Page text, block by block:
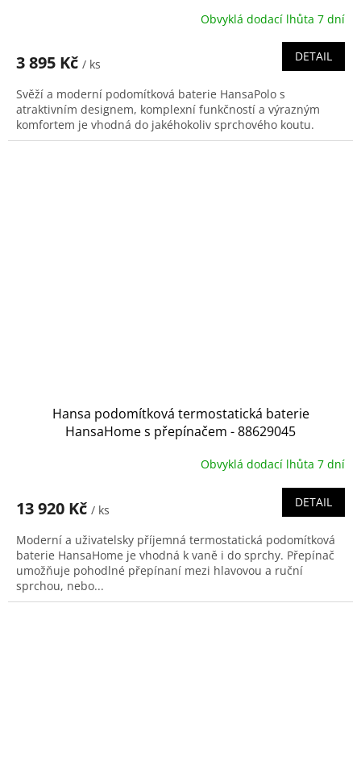
Obvyklá dodací lhůta 7 dní
3 895 Kč / ks
DETAIL
Svěží a moderní podomítková baterie HansaPolo s
atraktivním designem, komplexní funkčností a výrazným
komfortem je vhodná do jakéhokoliv sprchového koutu.
Hansa podomítková termostatická baterie
HansaHome s přepínačem - 88629045
Obvyklá dodací lhůta 7 dní
13 920 Kč / ks
DETAIL
Moderní a uživatelsky příjemná termostatická podomítková
baterie HansaHome je vhodná k vaně i do sprchy. Přepínač
umožňuje pohodlné přepínaní mezi hlavovou a ruční
sprchou, nebo...